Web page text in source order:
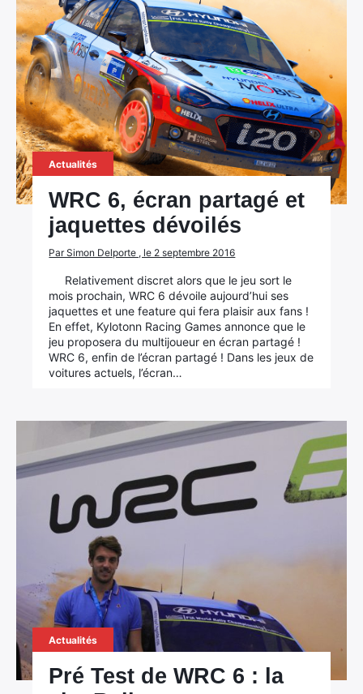
Actualités
WRC 6, écran partagé et
jaquettes dévoilés
Par Simon Delporte , le 2 septembre 2016
Relativement discret alors que le jeu sort le
mois prochain, WRC 6 dévoile aujourd’hui ses
jaquettes et une feature qui fera plaisir aux fans !
En effet, Kylotonn Racing Games annonce que le
jeu proposera du multijoueur en écran partagé !
WRC 6, enfin de l’écran partagé ! Dans les jeux de
voitures actuels, l’écran…
Actualités
Pré Test de WRC 6 : la